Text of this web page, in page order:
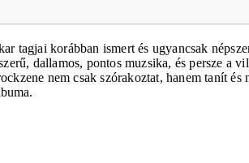
tagjai korábban ismert és ugyancsak
dallamos, pontos muzsika, és persze a
nem csak szórakoztat, hanem tanít